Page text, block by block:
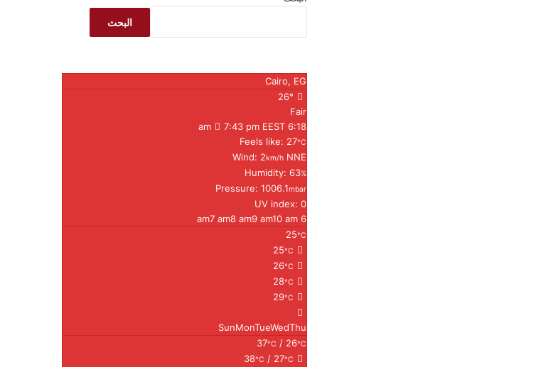
البحث
Cairo, EG
26°
Fair
6:18 am
7:43 pm EEST
Feels like: 27°C
Wind: 2km/hNNE
Humidity: 63%
Pressure: 1006.1mbar
UV index: 0
6 am
7 am8 am9 am10 am
25°C
25°C
26°C
28°C
29°C
SunMonTueWedThu
37°C / 26°C
38°C / 27°C